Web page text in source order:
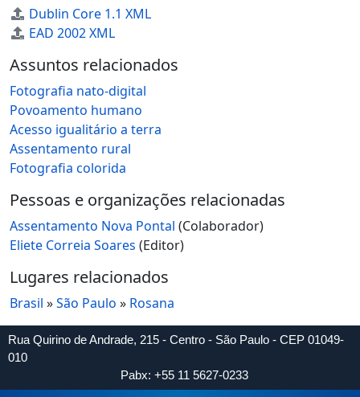
Dublin Core 1.1 XML
EAD 2002 XML
Assuntos relacionados
Fotografia nato-digital
Povoamento humano
Acesso igualitário a terra
Assentamento rural
Fotografia colorida
Pessoas e organizações relacionadas
Assentamento Nova Pontal (Colaborador)
Eliete Correia Soares (Editor)
Lugares relacionados
Brasil »São Paulo » Rosana
Rua Quirino de Andrade, 215 - Centro - São Paulo - CEP 01049-
010
Pabx: +55 11 5627-0233